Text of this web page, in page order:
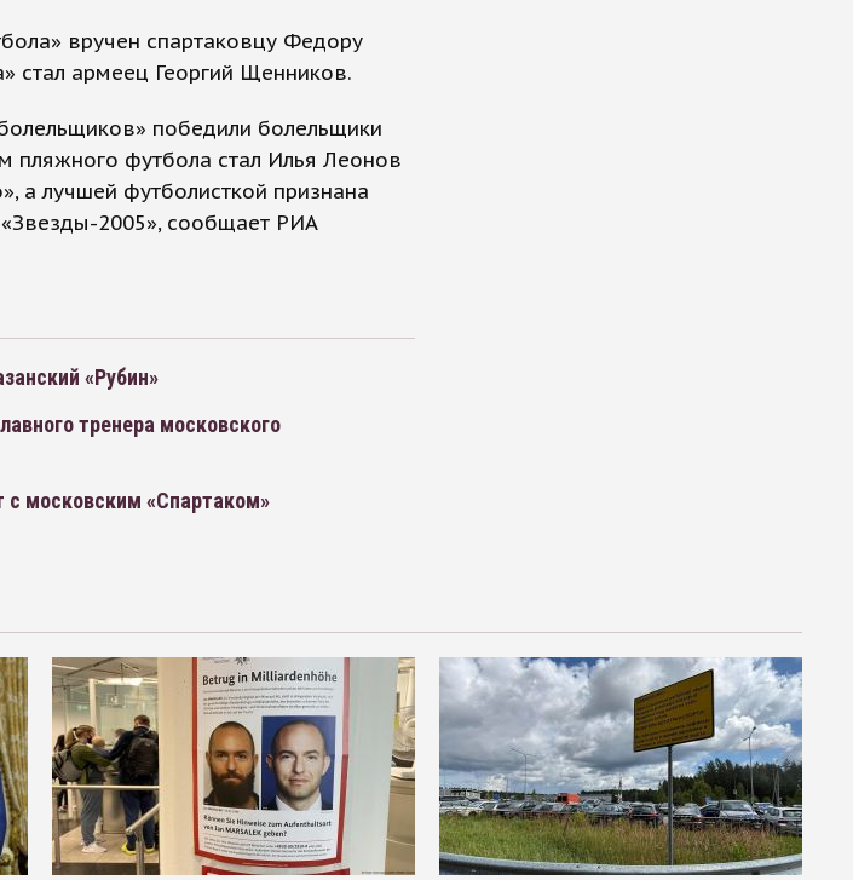
вручен спартаковцу Федору
стал армеец Георгий Щенников.
победили болельщики
пляжного футбола стал Илья Леонов
а лучшей футболисткой признана
2005», сообщает РИА
«Рубин»
тренера московского
с московским «Спартаком»